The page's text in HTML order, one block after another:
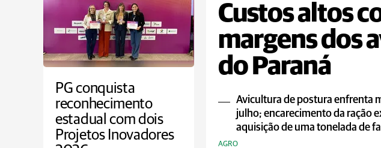
Custos altos
margens dos
do Paraná
Avicultura de postura enfrenta
julho; encarecimento da ração
aquisição de uma tonelada de
AGRO
PG conquista
reconhecimento
estadual com dois
Projetos Inovadores